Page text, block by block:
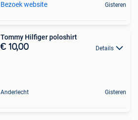
Bezoek website Gisteren
Tommy Hilfiger poloshirt
€ 10,00 Details
Anderlecht Gisteren